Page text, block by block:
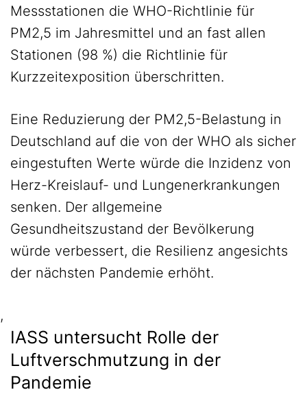
Messstationen die WHO-Richtlinie für
PM2,5 im Jahresmittel und an fast allen
Stationen (98 %) die Richtlinie für
Kurzzeitexposition überschritten.
Eine Reduzierung der PM2,5-Belastung in
Deutschland auf die von der WHO als sicher
eingestuften Werte würde die Inzidenz von
Herz-Kreislauf- und Lungenerkrankungen
senken. Der allgemeine
Gesundheitszustand der Bevölkerung
würde verbessert, die Resilienz angesichts
der nächsten Pandemie erhöht.
,
IASS untersucht Rolle der
Luftverschmutzung in der
Pandemie